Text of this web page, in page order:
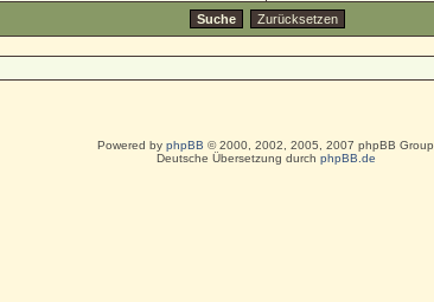
Powered by phpBB © 2000, 2002, 2005, 2007 phpBB Group
Deutsche Übersetzung durch phpBB.de